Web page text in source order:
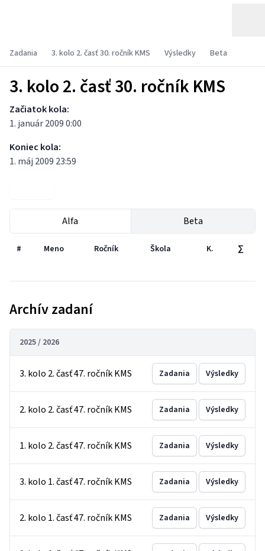
Zadania 3. kolo 2. časť 30. ročník KMS Výsledky Beta
3. kolo 2. časť 30. ročník KMS
Začiatok kola:
1. január 2009 0:00
Koniec kola:
1. máj 2009 23:59
Alfa Beta
# Meno Ročník Škola K. ∑
Archív zadaní
2025 / 2026
3. kolo 2. časť 47. ročník KMS Zadania Výsledky
2. kolo 2. časť 47. ročník KMS Zadania Výsledky
1. kolo 2. časť 47. ročník KMS Zadania Výsledky
3. kolo 1. časť 47. ročník KMS Zadania Výsledky
2. kolo 1. časť 47. ročník KMS Zadania Výsledky